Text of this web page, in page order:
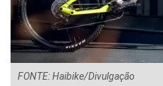
FONTE: Haibike/Divulgação